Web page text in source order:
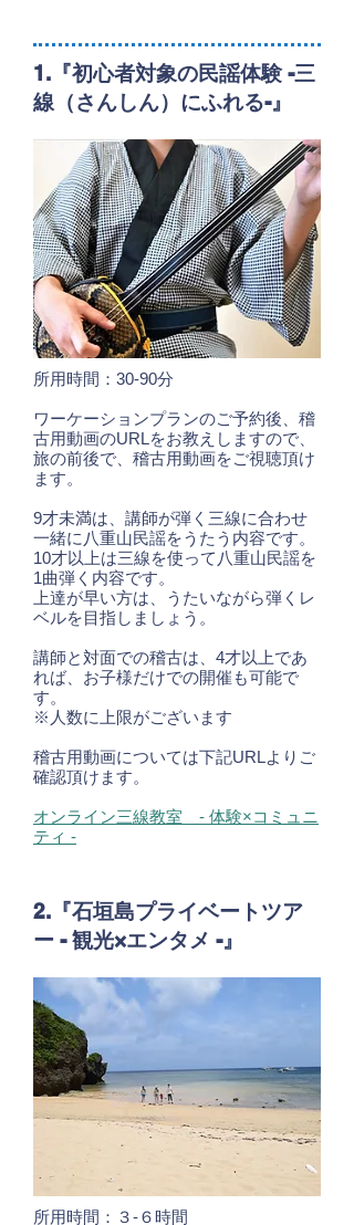
1.『初心者対象の民謡体験 -三
線（さんしん）にふれる-』
所用時間：30-90分
ワーケーションプランのご予約後、稽
古用動画のURLをお教えしますので、
旅の前後で、稽古用動画をご視聴頂け
ます。
9才未満は、講師が弾く三線に合わせ
一緒に八重山民謡をうたう内容です。
10才以上は三線を使って八重山民謡を
1曲弾く内容です。
上達が早い方は、うたいながら弾くレ
ベルを目指しましょう。
講師と対面での稽古は、4才以上であ
れば、お子様だけでの開催も可能で
す。
※人数に上限がございます
稽古用動画については下記URLよりご
確認頂けます。
オンライン三線教室 - 体験×コミュニ
ティ -
2.『石垣島プライベートツア
ー - 観光×エンタメ -』
所用時間：３-６時間